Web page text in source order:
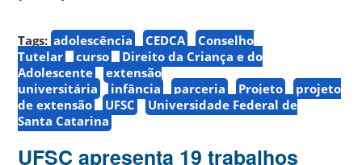
Tags: adolescência CEDCA
Conselho
Tutelar
curso
Direito da Criança e do
Adolescente
extensão
universitária
infância parceria Projeto
projeto
de extensão
UFSC
Universidade Federal de
Santa Catarina
UFSC apresenta 19 trabalhos